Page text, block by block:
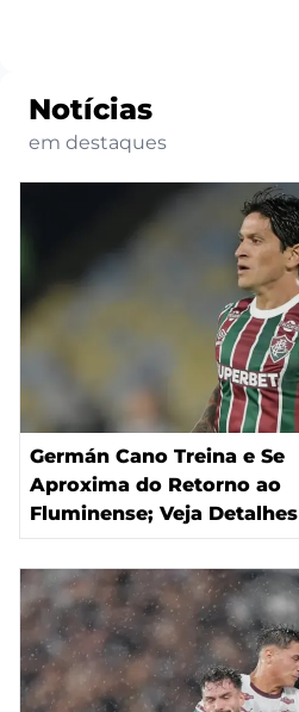
Notícias
em destaques
Germán Cano Treina e Se
Aproxima do Retorno ao
Fluminense; Veja Detalhes